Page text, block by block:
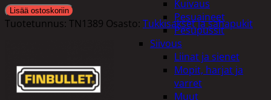
Kuivaus
Pesuaineet
Pesupussit
Siivous
Liinat ja sienet
Mopit, harjat ja
varret
Muut
Lisää ostoskoriin
Tuotetunnus: TN1389 Osasto: Tukkisakset ja sahapukit